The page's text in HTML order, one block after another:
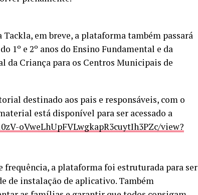
em breve, a plataforma também passará
1º e 2º anos do Ensino Fundamental e da
da Criança para os Centros Municipais de
destinado aos pais e responsáveis, com o
está disponível para ser acessado a
oVweLhUpFVLwgkapR3cuytIh3PZc/view?
a plataforma foi estruturada para ser
de instalação de aplicativo. Também